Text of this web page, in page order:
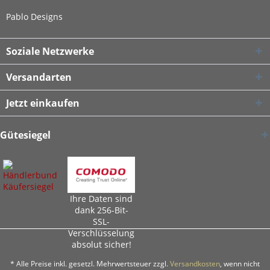
Pablo Designs
Soziale Netzwerke
Versandarten
Jetzt einkaufen
Gütesiegel
Ihre Daten sind
dank 256-Bit-
SSL-
Verschlüsselung
absolut sicher!
* Alle Preise inkl. gesetzl. Mehrwertsteuer zzgl.Versandkosten, wenn nicht